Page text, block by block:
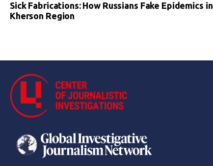
Sick Fabrications: How Russians Fake Epidemics in
Kherson Region